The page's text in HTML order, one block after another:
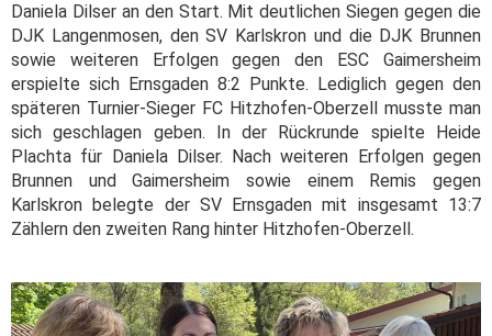
Daniela Dilser an den Start. Mit deutlichen Siegen gegen die
DJK Langenmosen, den SV Karlskron und die DJK Brunnen
sowie weiteren Erfolgen gegen den ESC Gaimersheim
erspielte sich Ernsgaden 8:2 Punkte. Lediglich gegen den
späteren Turnier-Sieger FC Hitzhofen-Oberzell musste man
sich geschlagen geben. In der Rückrunde spielte Heide
Plachta für Daniela Dilser. Nach weiteren Erfolgen gegen
Brunnen und Gaimersheim sowie einem Remis gegen
Karlskron belegte der SV Ernsgaden mit insgesamt 13:7
Zählern den zweiten Rang hinter Hitzhofen-Oberzell.